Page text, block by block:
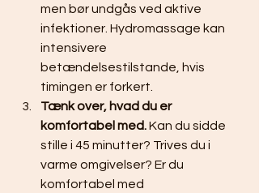
men bør undgås ved aktive
infektioner. Hydromassage kan
intensivere
betændelsestilstande, hvis
timingen er forkert.
Tænk over, hvad du er
komfortabel med. Kan du sidde
stille i 45 minutter? Trives du i
varme omgivelser? Er du
komfortabel med